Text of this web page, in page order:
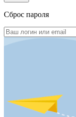
Сброс пароля